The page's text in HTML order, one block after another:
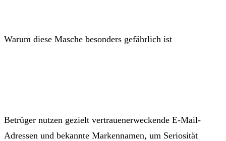
Warum diese Masche besonders gefährlich ist
Betrüger nutzen gezielt vertrauenerweckende E-Mail-
Adressen und bekannte Markennamen, um Seriosität